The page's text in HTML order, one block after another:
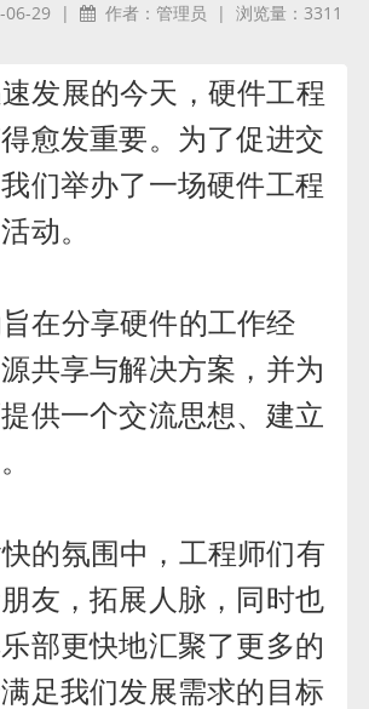
06-29 | 作者：管理员 | 浏览量：3311
发展的今天，硬件工程
愈发重要。为了促进交
们举办了一场硬件工程
动。
在分享硬件的工作经
共享与解决方案，并为
供一个交流思想、建立
的氛围中，工程师们有
友，拓展人脉，同时也
部更快地汇聚了更多的
足我们发展需求的目标